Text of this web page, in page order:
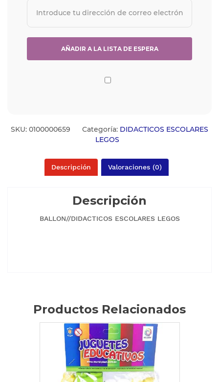
SKU: 0100000659 Categoría: DIDACTICOS ESCOLARES
LEGOS
Descripción Valoraciones (0)
Descripción
BALLON//DIDACTICOS ESCOLARES LEGOS
Productos Relacionados